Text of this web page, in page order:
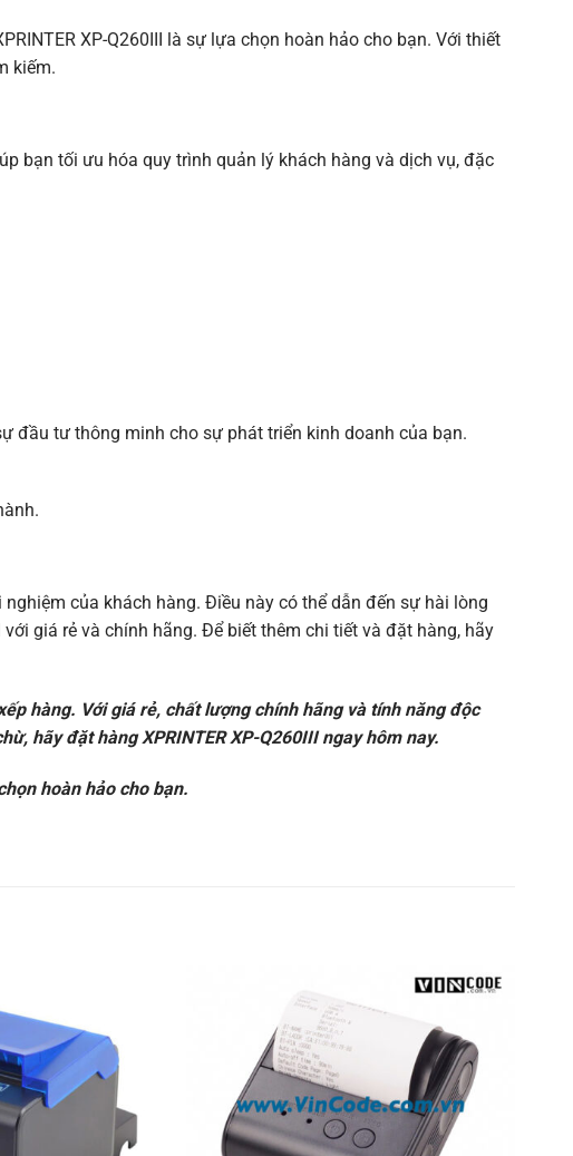
XP-Q260III là sự lựa chọn hoàn hảo cho bạn. Với thiết
kiếm.
bạn tối ưu hóa quy trình quản lý khách hàng và dịch vụ, đặc
đầu tư thông minh cho sự phát triển kinh doanh của bạn.
của khách hàng. Điều này có thể dẫn đến sự hài lòng
giá rẻ và chính hãng. Để biết thêm chi tiết và đặt hàng, hãy
hàng. Với giá rẻ, chất lượng chính hãng và tính năng độc
hãy đặt hàng XPRINTER XP-Q260III ngay hôm nay.
hoàn hảo cho bạn.